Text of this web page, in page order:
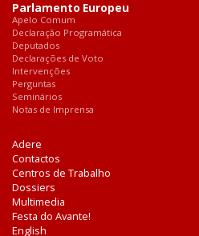
Parlamento Europeu
Apelo Comum
Declaração Programática
Deputados
Declarações de Voto
Intervenções
Perguntas
Seminários
Notas de Imprensa
Adere
Contactos
Centros de Trabalho
Dossiers
Multimedia
Festa do Avante!
English